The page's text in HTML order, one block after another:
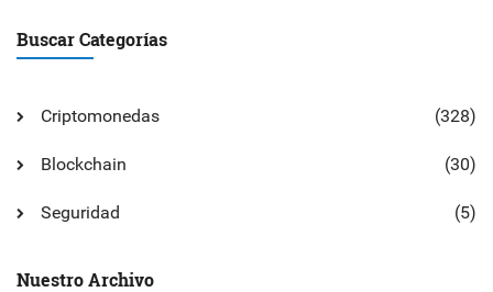
Buscar Categorías
Criptomonedas (328)
Blockchain (30)
Seguridad (5)
Nuestro Archivo